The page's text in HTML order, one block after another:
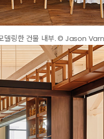
델링한 건물 내부. © Jason